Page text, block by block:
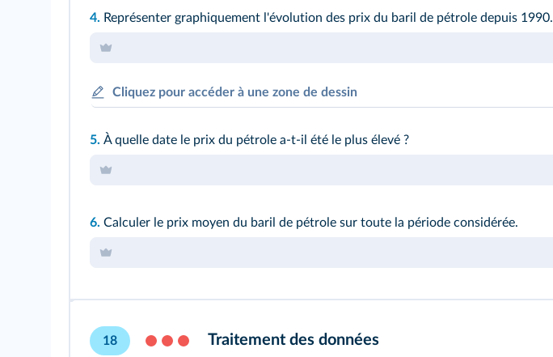
4. Représenter graphiquement l'évolution des prix du baril de pétrole depuis 1990.
Cliquez pour accéder à une zone de dessin
5. À quelle date le prix du pétrole a-t-il été le plus élevé ?
6. Calculer le prix moyen du baril de pétrole sur toute la période considérée.
18 Traitement des données